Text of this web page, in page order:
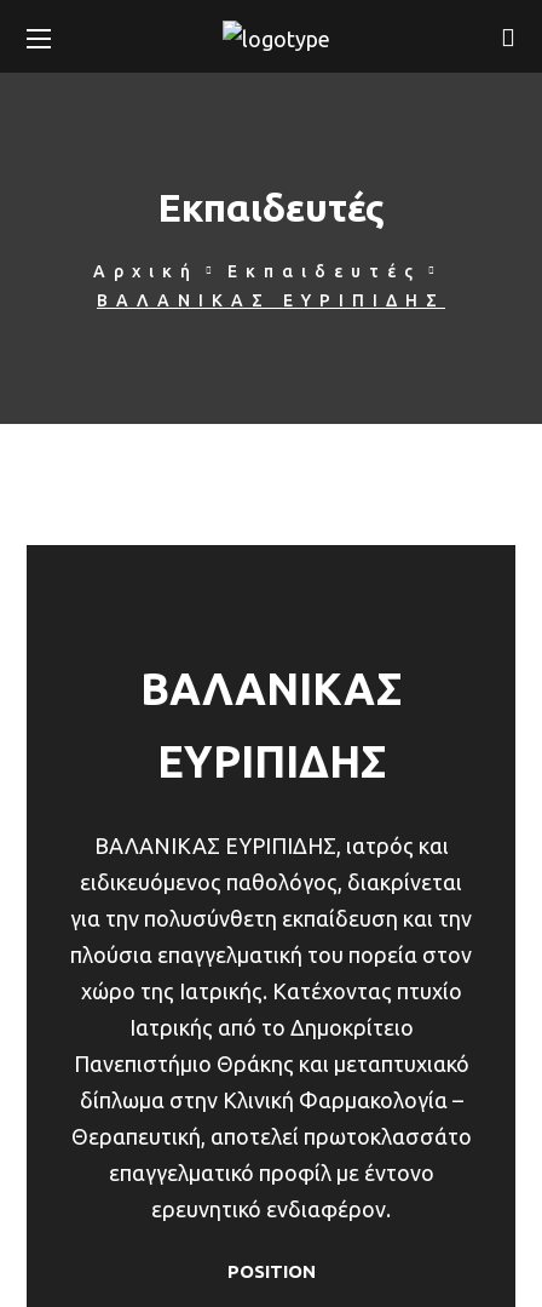
Εκπαιδευτές
Αρχική
Εκπαιδευτές
ΒΑΛΑΝΙΚΑΣ ΕΥΡΙΠΙΔΗΣ
ΒΑΛΑΝΙΚΑΣ
ΕΥΡΙΠΙΔΗΣ
ΒΑΛΑΝΙΚΑΣ ΕΥΡΙΠΙΔΗΣ, ιατρός και
ειδικευόμενος παθολόγος, διακρίνεται
για την πολυσύνθετη εκπαίδευση και την
πλούσια επαγγελματική του πορεία στον
χώρο της Ιατρικής. Κατέχοντας πτυχίο
Ιατρικής από το Δημοκρίτειο
Πανεπιστήμιο Θράκης και μεταπτυχιακό
δίπλωμα στην Κλινική Φαρμακολογία –
Θεραπευτική, αποτελεί πρωτοκλασσάτο
επαγγελματικό προφίλ με έντονο
ερευνητικό ενδιαφέρον.
POSITION